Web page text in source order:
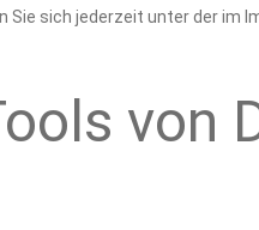
sich jederzeit unter der im
von